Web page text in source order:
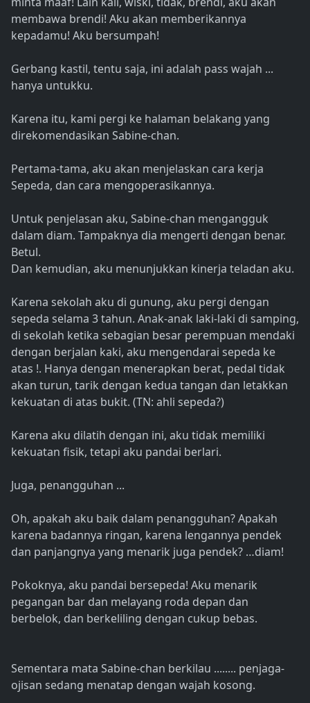
membawa brendi! Aku akan memberikannya
kepadamu! Aku bersumpah!
Gerbang kastil, tentu saja, ini adalah pass wajah ...
hanya untukku.
Karena itu, kami pergi ke halaman belakang yang
direkomendasikan Sabine-chan.
Pertama-tama, aku akan menjelaskan cara kerja
Sepeda, dan cara mengoperasikannya.
Untuk penjelasan aku, Sabine-chan mengangguk
dalam diam. Tampaknya dia mengerti dengan benar.
Betul.
Dan kemudian, aku menunjukkan kinerja teladan aku.
Karena sekolah aku di gunung, aku pergi dengan
sepeda selama 3 tahun. Anak-anak laki-laki di samping,
di sekolah ketika sebagian besar perempuan mendaki
dengan berjalan kaki, aku mengendarai sepeda ke
atas !. Hanya dengan menerapkan berat, pedal tidak
akan turun, tarik dengan kedua tangan dan letakkan
kekuatan di atas bukit. (TN: ahli sepeda?)
Karena aku dilatih dengan ini, aku tidak memiliki
kekuatan fisik, tetapi aku pandai berlari.
Juga, penangguhan ...
Oh, apakah aku baik dalam penangguhan? Apakah
karena badannya ringan, karena lengannya pendek
dan panjangnya yang menarik juga pendek? …diam!
Pokoknya, aku pandai bersepeda! Aku menarik
pegangan bar dan melayang roda depan dan
berbelok, dan berkeliling dengan cukup bebas.
Sementara mata Sabine-chan berkilau ........ penjaga-
ojisan sedang menatap dengan wajah kosong.